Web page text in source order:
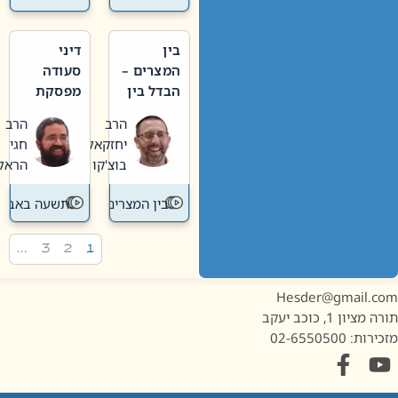
בין
המצרים –
הבדל בין
חדשה
לישנה
הרב
יחזקאל
בוצ'קו
בין המצרים
דיני
סעודה
מפסקת
תשעה
באב
הרב
חגי
הראל
תשעה באב
1, כוכב יעקב
02-6550500